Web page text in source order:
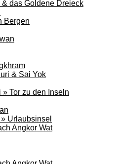
das Goldene Dreieck
Bergen
& Sai Yok
» Tor zu den Inseln
Urlaubsinsel
Angkor Wat